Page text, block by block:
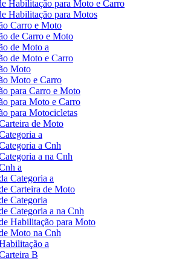
Habilitação para Moto e Carro
Habilitação para Motos
Carro e Moto
de Carro e Moto
de Moto a
de Moto e Carro
Moto
Moto e Carro
para Carro e Moto
para Moto e Carro
para Motocicletas
de Moto
a
a Cnh
a na Cnh
a
Categoria a
Carteira de Moto
Categoria
Categoria a na Cnh
Habilitação para Moto
Moto na Cnh
a
B